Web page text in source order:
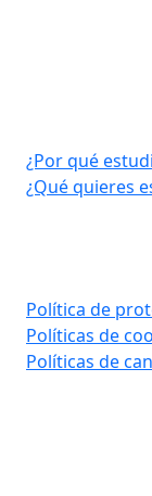
¿Por qué
¿Qué quieres
Política de
Políticas de
Políticas de